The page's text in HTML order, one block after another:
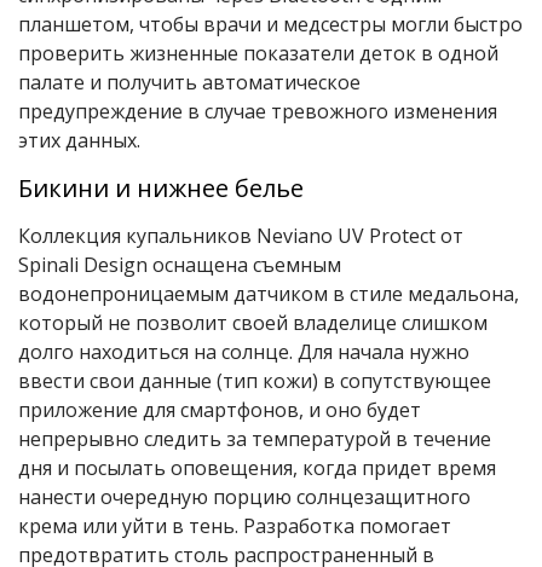
планшетом, чтобы врачи и медсестры могли быстро
проверить жизненные показатели деток в одной
палате и получить автоматическое
предупреждение в случае тревожного изменения
этих данных.
Бикини и нижнее белье
Коллекция купальников Neviano UV Protect от
Spinali Design оснащена съемным
водонепроницаемым датчиком в стиле медальона,
который не позволит своей владелице слишком
долго находиться на солнце. Для начала нужно
ввести свои данные (тип кожи) в сопутствующее
приложение для смартфонов, и оно будет
непрерывно следить за температурой в течение
дня и посылать оповещения, когда придет время
нанести очередную порцию солнцезащитного
крема или уйти в тень. Разработка помогает
предотвратить столь распространенный в